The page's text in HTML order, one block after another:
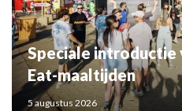
Speciale introductie
Eat-maaltijden
5 augustus 2026